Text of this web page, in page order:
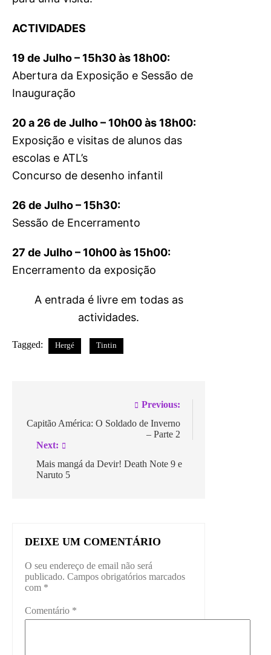
ACTIVIDADES
19 de Julho – 15h30 às 18h00:
Abertura da Exposição e Sessão de
Inauguração
20 a 26 de Julho – 10h00 às 18h00:
Exposição e visitas de alunos das
escolas e ATL’s
Concurso de desenho infantil
26 de Julho – 15h30:
Sessão de Encerramento
27 de Julho – 10h00 às 15h00:
Encerramento da exposição
A entrada é livre em todas as
actividades.
Tagged: Hergé Tintin
de
artigos
Previous:
Capitão América: O Soldado de Inverno
– Parte 2
Next:
Mais mangá da Devir! Death Note 9 e
Naruto 5
DEIXE UM COMENTÁRIO
O seu endereço de email não será
publicado. Campos obrigatórios marcados
com *
Comentário *